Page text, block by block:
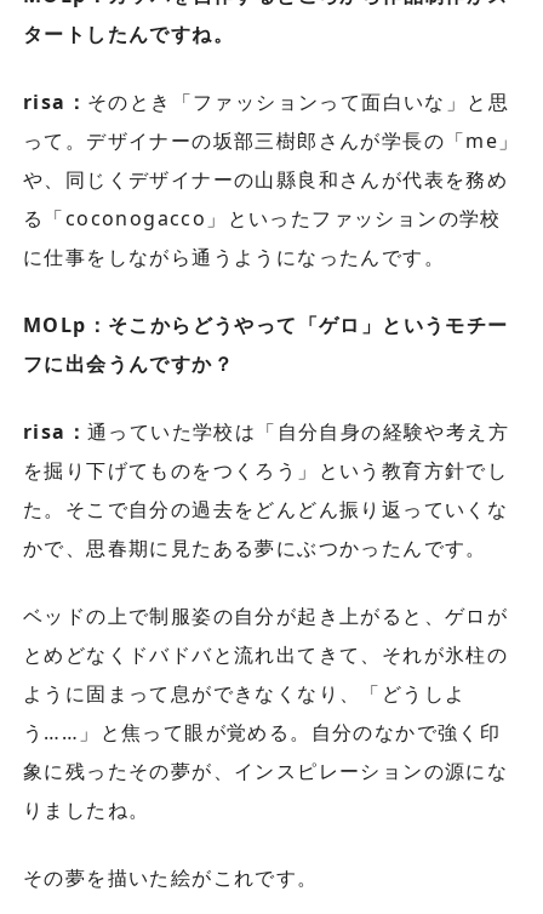
タートしたんですね。
risa： そのとき「ファッションって面白いな」と思
って。デザイナーの坂部三樹郎さんが学長の「me」
や、同じくデザイナーの山縣良和さんが代表を務め
る「coconogacco」といったファッションの学校
に仕事をしながら通うようになったんです。
MOLp：そこからどうやって「ゲロ」というモチー
フに出会うんですか？
risa： 通っていた学校は「自分自身の経験や考え方
を掘り下げてものをつくろう」という教育方針でし
た。そこで自分の過去をどんどん振り返っていくな
かで、思春期に見たある夢にぶつかったんです。
ベッドの上で制服姿の自分が起き上がると、ゲロが
とめどなくドバドバと流れ出てきて、それが氷柱の
ように固まって息ができなくなり、「どうしよ
う……」と焦って眼が覚める。自分のなかで強く印
象に残ったその夢が、インスピレーションの源にな
りましたね。
その夢を描いた絵がこれです。